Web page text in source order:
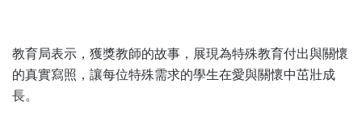
教育局表示，獲獎教師的故事，展現為特殊教育付出與關懷
的真實寫照，讓每位特殊需求的學生在愛與關懷中茁壯成
長。